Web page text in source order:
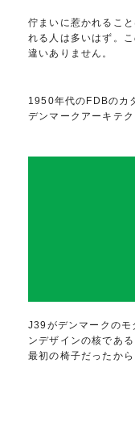
佇まいに惹かれるこ
れる人は多いはず。
違いありません。
1950年代のFDBのカ
デンマークアーキテ
J39がデンマークのモ
ンデザインの核であ
最初の椅子だったか